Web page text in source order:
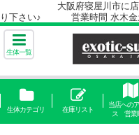
大阪府寝屋川市に店舗を
り下さい♪ 営業時間 水木金
生体一覧
生体カテゴリ 在庫リスト
当店への
ス 営業